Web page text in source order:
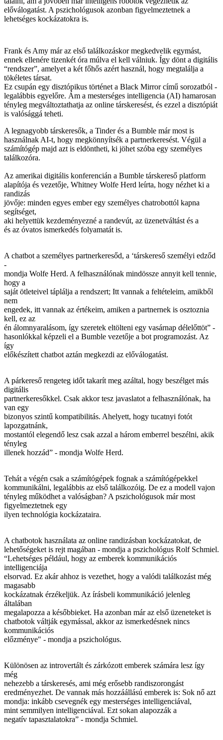
előválogatást. A pszichológusok azonban figyelmeztetnek a
lehetséges kockázatokra is.
Frank és Amy már az első találkozáskor megkedvelik egymást,
ennek ellenére tizenkét óra múlva el kell válniuk. Így dönt a digitális
“rendszer”, amelyet a két főhős azért használ, hogy megtalálja a
tökéletes társat.
Ez csupán egy disztópikus történet a Black Mirror című sorozatból -
legalábbis egyelőre. Ám a mesterséges intelligencia (AI) hamarosan
tényleg megváltoztathatja az online társkeresést, és ezzel a disztópiát
is valósággá teheti.
A legnagyobb társkeresők, a Tinder és a Bumble már most is
használnak AI-t, hogy megkönnyítsék a partnerkeresést. Végül a
számítógép majd azt is eldöntheti, ki jöhet szóba egy személyes
találkozóra.
Az amerikai digitális konferencián a Bumble társkereső platform
alapítója és vezetője, Whitney Wolfe Herd leírta, hogy nézhet ki a
randizás
jövője: minden egyes ember egy személyes chatrobottól kapna
segítséget,
aki helyettük kezdeményezné a randevút, az üzenetváltást és a
és az óvatos ismerkedés folyamatát is.
A chatbot a személyes partnerkeresőd, a ‘társkereső személyi edződ
-
mondja Wolfe Herd. A felhasználónak mindössze annyit kell tennie,
hogy a
saját ötleteivel táplálja a rendszert; Itt vannak a feltételeim, amikből
nem
engedek, itt vannak az értékeim, amiken a partnernek is osztoznia
kell, ez az
én álomnyaralásom, így szeretek eltölteni egy vasárnap délelőttöt” -
hasonlókkal képzeli el a Bumble vezetője a bot programozást. Az
így
előkészített chatbot aztán megkezdi az előválogatást.
A párkereső rengeteg időt takarít meg azáltal, hogy beszélget más
digitális
partnerkeresőkkel. Csak akkor tesz javaslatot a felhasználónak, ha
van egy
bizonyos szintű kompatibilitás. Ahelyett, hogy tucatnyi fotót
lapozgatnánk,
mostantól elegendő lesz csak azzal a három emberrel beszélni, akik
tényleg
illenek hozzád” - mondja Wolfe Herd.
Tehát a végén csak a számítógépek fognak a számítógépekkel
kommunikálni, legalábbis az első találkozóig. De ez a modell vajon
tényleg működhet a valóságban? A pszichológusok már most
figyelmeztetnek egy
ilyen technológia kockázataira.
A chatbotok használata az online randizásban kockázatokat, de
lehetőségeket is rejt magában - mondja a pszichológus Rolf Schmiel.
“Lehetséges például, hogy az emberek kommunikációs
intelligenciája
elsorvad. Ez akár ahhoz is vezethet, hogy a valódi találkozást még
magasabb
kockázatnak érzékeljük. Az írásbeli kommunikáció jelenleg
általában
megalapozza a későbbieket. Ha azonban már az első üzeneteket is
chatbotok váltják egymással, akkor az ismerkedésnek nincs
kommunikációs
előzménye" - mondja a pszichológus.
Különösen az introvertált és zárkózott emberek számára lesz így
még
nehezebb a társkeresés, ami még erősebb randiszorongást
eredményezhet. De vannak más hozzáállású emberek is: Sok nő azt
mondja: inkább csevegnék egy mesterséges intelligenciával,
mint semmilyen intelligenciával. Ezt sokan alapozzák a
negatív tapasztalatokra” - mondja Schmiel.